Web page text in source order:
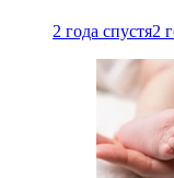
2 года спустя2